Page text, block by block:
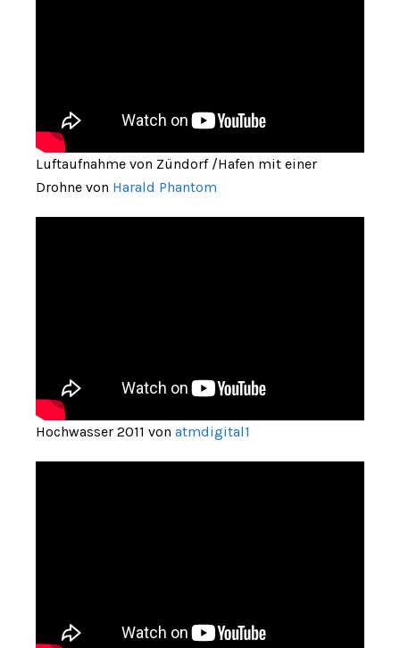
Luftaufnahme von Zündorf /Hafen mit einer
Drohne von Harald Phantom
Hochwasser 2011 von atmdigital1